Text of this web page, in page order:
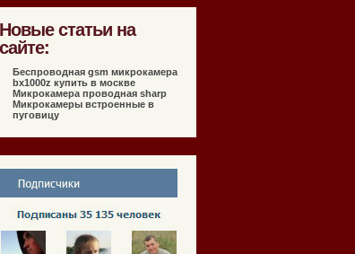
Новые статьи на
сайте:
Беспроводная gsm микрокамера
bx1000z купить в москве
Микрокамера проводная sharp
Микрокамеры встроенные в
пуговицу